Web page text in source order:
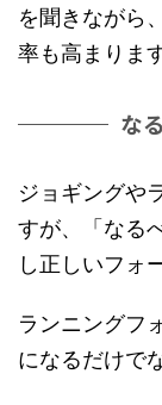
を聞きながら
率も高まります
な
ジョギングや
すが、「なる
し正しいフォ
ランニングフ
になるだけで